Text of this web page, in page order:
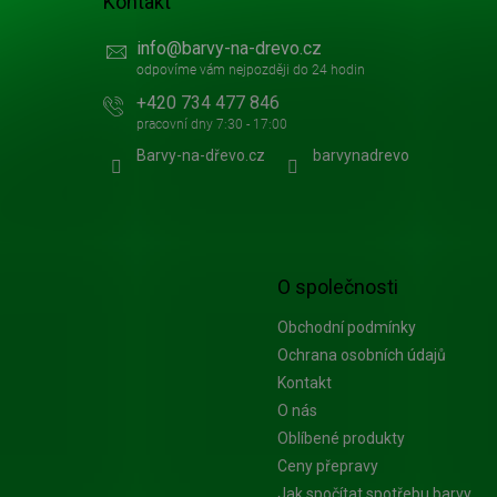
O společnosti
Obchodní podmínky
Ochrana osobních údajů
Kontakt
O nás
Oblíbené produkty
Ceny přepravy
info@barvy-na-drevo.cz
+420 734 477 846
Barvy-na-dřevo.cz barvynadrevo